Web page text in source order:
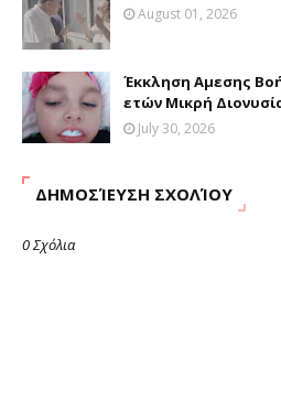
August 01, 2026
Έκκληση Αμεσης
ετών Μικρή
July 30, 2026
ΔΗΜΟΣΊΕΥΣΗ ΣΧΟΛΊΟΥ
0 Σχόλια